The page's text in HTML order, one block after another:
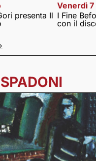
presenta Il
Venerdì
I Fine
con il